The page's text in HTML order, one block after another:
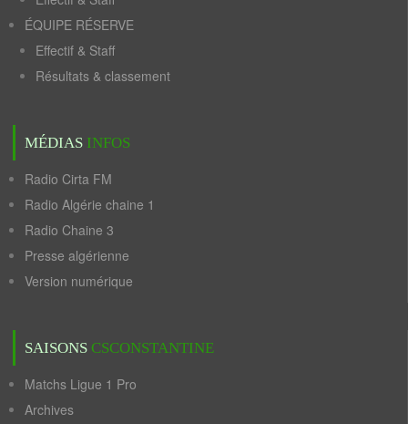
ÉQUIPE RÉSERVE
Effectif & Staff
Résultats & classement
MÉDIAS INFOS
Radio Cirta FM
Radio Algérie chaine 1
Radio Chaine 3
Presse algérienne
Version numérique
SAISONS CSCONSTANTINE
Matchs Ligue 1 Pro
Archives